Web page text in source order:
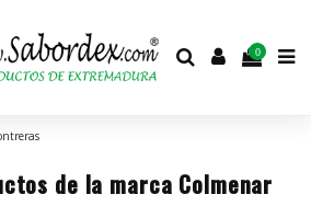
0
de la marca Colmenar